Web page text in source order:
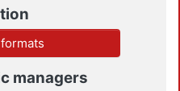
managers